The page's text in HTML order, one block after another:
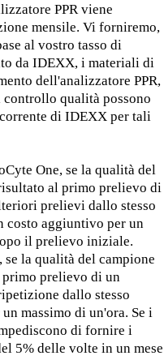
PPR viene
mensile. Vi forniremo,
al vostro tasso di
da IDEXX, i materiali di
dell'analizzatore PPR,
qualità possono
di IDEXX per tali
One, se la qualità del
al primo prelievo di
prelievi dallo stesso
costo aggiuntivo per un
il prelievo iniziale.
la qualità del campione
prelievo di un
dallo stesso
massimo di un'ora. Se i
di fornire i
5% delle volte in un mese